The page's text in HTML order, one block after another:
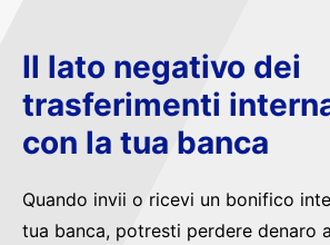
Il lato negativo dei
trasferimenti
con la tua banca
Quando invii o ricevi un bonifico
tua banca, potresti perdere denaro